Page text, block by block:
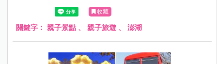
的景點可直接放進口袋名單，每個景點皆有詳細的文章介
紹，讓你沒時間作功課也能快速安排好澎湖行程，Go～Go
～Go～
收藏
關鍵字： 親子景點 、 親子旅遊 、 澎湖